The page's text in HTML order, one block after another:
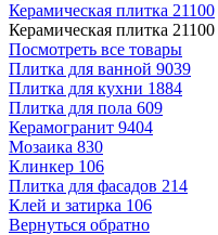
Керамическая плитка 21100
Керамическая плитка 21100
Посмотреть все товары
Плитка для ванной 9039
Плитка для кухни 1884
Плитка для пола 609
Керамогранит 9404
Мозаика 830
Клинкер 106
Плитка для фасадов 214
Клей и затирка 106
Вернуться обратно